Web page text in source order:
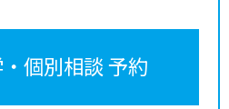
個別相談 予約